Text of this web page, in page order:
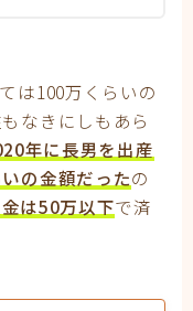
は100万くらいの
なきにしもあら
年に長男を出産
の金額だったの
は50万以下で済